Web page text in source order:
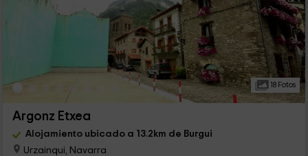
18 Fotos
Argonz Etxea
Alojamiento ubicado a 13.2km de Burgui
Urzainqui, Navarra